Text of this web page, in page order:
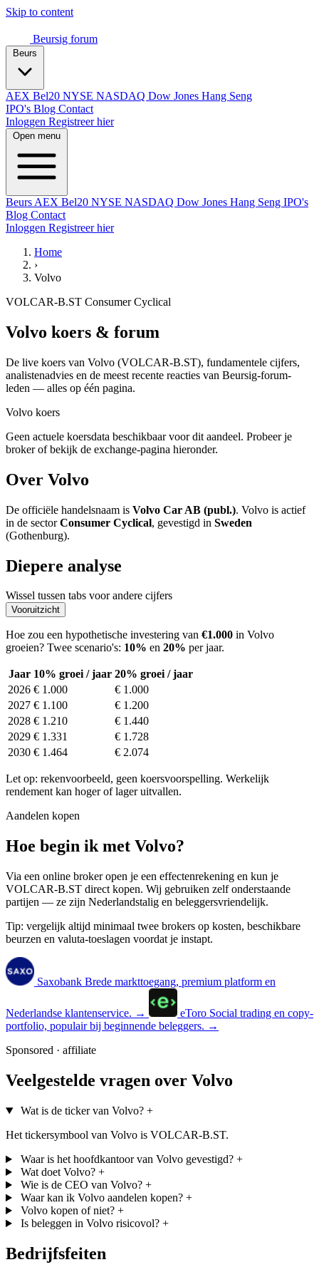
Skip to content
Beursig forum
AEX Bel20 NYSE NASDAQ Dow Jones Hang Seng
IPO's Blog Contact
Inloggen Registreer hier
Open menu
Beurs AEX Bel20 NYSE NASDAQ Dow Jones Hang Seng IPO's
Blog Contact
Inloggen Registreer hier
Home
›
Volvo
VOLCAR-B.ST Consumer Cyclical
Volvo koers & forum
De live koers van Volvo (VOLCAR-B.ST), fundamentele cijfers,
analisten­advies en de meest recente reacties van Beursig-forum-
leden — alles op één pagina.
Volvo koers
Geen actuele koersdata beschikbaar voor dit aandeel. Probeer je
broker of bekijk de exchange-pagina hieronder.
Over Volvo
De officiële handelsnaam is Volvo Car AB (publ.). Volvo is actief
in de sectorConsumer Cyclical, gevestigd in Sweden
(Gothenburg).
Diepere analyse
Wissel tussen tabs voor andere cijfers
Vooruitzicht
Hoe zou een hypothetische investering van €1.000 in Volvo
groeien? Twee scenario's: 10% en 20% per jaar.
Jaar 10% groei / jaar 20% groei / jaar
2026 € 1.000
€ 1.000
2027 € 1.100
€ 1.200
2028 € 1.210
€ 1.440
2029 € 1.331
€ 1.728
2030 € 1.464 € 2.074
Let op: rekenvoorbeeld, geen koersvoorspelling. Werkelijk
rendement kan hoger of lager uitvallen.
Aandelen kopen
Hoe begin ik met Volvo?
Via een online broker open je een effectenrekening en kun je
VOLCAR-B.ST direct kopen. Wij gebruiken zelf onderstaande
partijen — ze zijn Nederlandstalig en beleggersvriendelijk.
Tip: vergelijk altijd minimaal twee brokers op kosten, beschikbare
beurzen en valuta-toeslagen voordat je instapt.
Saxobank Brede markttoegang, premium platform en
Nederlandse klantenservice. → eToro Social trading en copy-
portfolio, populair bij beginnende beleggers. →
Sponsored · affiliate
Veelgestelde vragen over Volvo
Wat is de ticker van Volvo? +
Het tickersymbool van Volvo is VOLCAR-B.ST.
Waar is het hoofdkantoor van Volvo gevestigd? +
Wat doet Volvo? +
Wie is de CEO van Volvo? +
Waar kan ik Volvo aandelen kopen? +
Volvo kopen of niet? +
Is beleggen in Volvo risicovol? +
Bedrijfsfeiten